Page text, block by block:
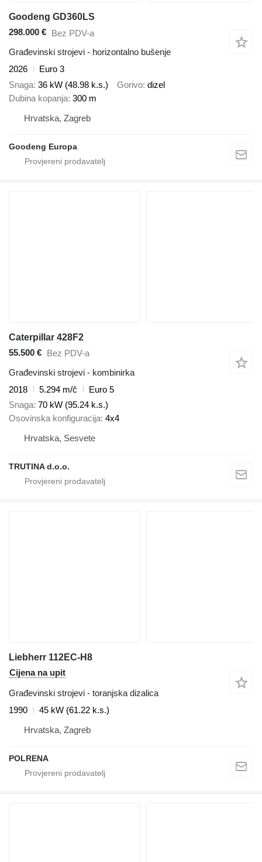
Goodeng GD360LS
298.000 € Bez PDV-a
Građevinski strojevi - horizontalno bušenje
2026
Euro 3
Snaga 36 kW (48.98 k.s.) Gorivo dizel
Dubina kopanja 300 m
Hrvatska, Zagreb
Goodeng Europa
Caterpillar 428F2
55.500 € Bez PDV-a
Građevinski strojevi - kombinirka
2018
5.294 m/č
Euro 5
Snaga 70 kW (95.24 k.s.)
Osovinska konfiguracija 4x4
Hrvatska, Sesvete
TRUTINA d.o.o.
Liebherr 112EC-H8
Cijena na upit
Građevinski strojevi - toranjska dizalica
1990
45 kW (61.22 k.s.)
Hrvatska, Zagreb
POLRENA